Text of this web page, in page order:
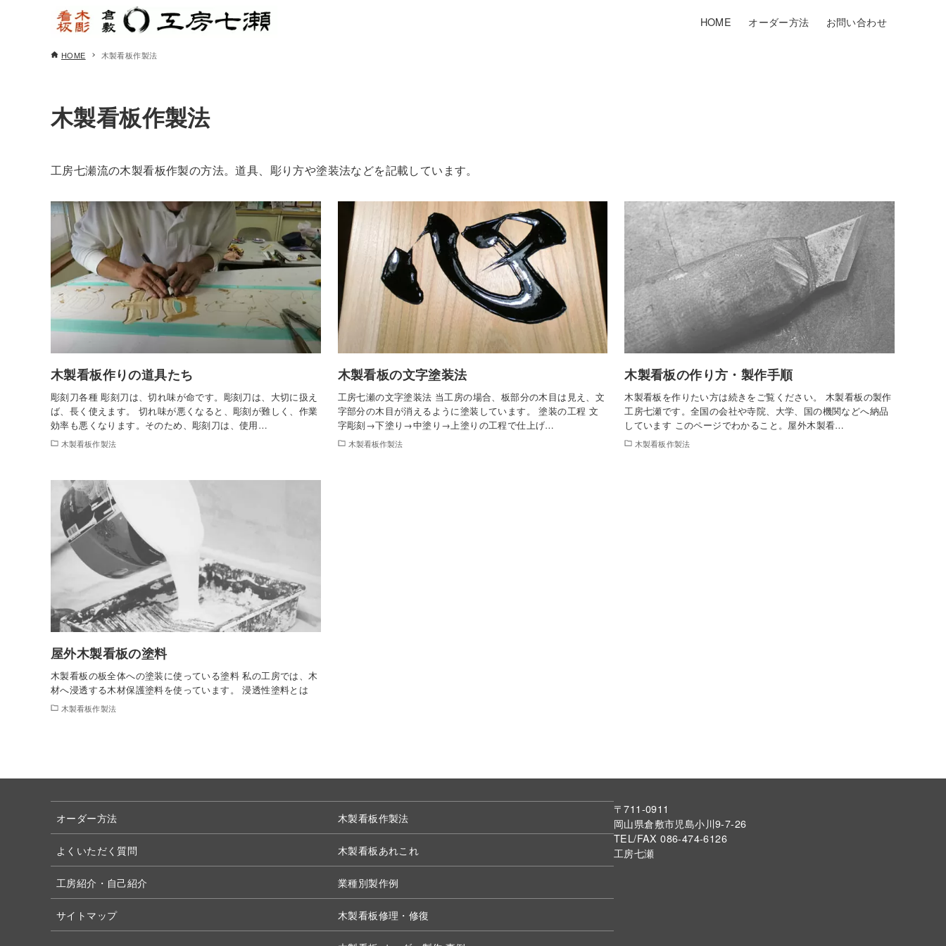
HOME オーダー方法 お問い合わせ
HOME 木製看板作製法
木製看板作製法
工房七瀬流の木製看板作製の方法。道具、彫り方や塗装法などを記載しています。
木製看板作りの道具たち
彫刻刀各種 彫刻刀は、切れ味が命です。彫刻刀は、大切に扱え
ば、長く使えます。 切れ味が悪くなると、彫刻が難しく、作業
効率も悪くなります。そのため、彫刻刀は、使用…
木製看板作製法
木製看板の文字塗装法
工房七瀬の文字塗装法 当工房の場合、板部分の木目は見え、文
字部分の木目が消えるように塗装しています。 塗装の工程 文
字彫刻→下塗り→中塗り→上塗りの工程で仕上げ…
木製看板作製法
木製看板の作り方・製作手順
木製看板を作りたい方は続きをご覧ください。 木製看板の製作
工房七瀬です。全国の会社や寺院、大学、国の機関などへ納品
しています このページでわかること。屋外木製看…
木製看板作製法
屋外木製看板の塗料
木製看板の板全体への塗装に使っている塗料 私の工房では、木
材へ浸透する木材保護塗料を使っています。 浸透性塗料とは
木製看板作製法
オーダー方法
よくいただく質問
工房紹介・自己紹介
サイトマップ
木製看板作製法
木製看板あれこれ
業種別製作例
木製看板修理・修復
〒711-0911
岡山県倉敷市児島小川9-7-26
TEL/FAX 086-474-6126
工房七瀬